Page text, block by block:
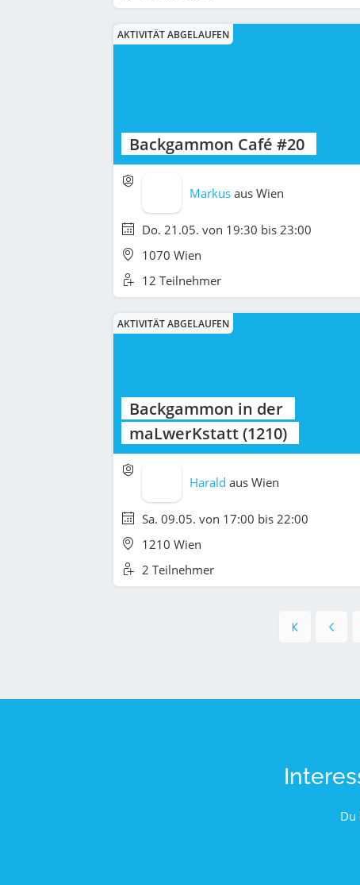
AKTIVITÄT ABGELAUFEN
Backgammon Café #20
Markus aus Wien
Do. 21.05. von 19:30 bis 23:00
1070 Wien
12 Teilnehmer
AKTIVITÄT ABGELAUFEN
Backgammon in der
maLwerKstatt (1210)
Harald aus Wien
Sa. 09.05. von 17:00 bis 22:00
1210 Wien
2 Teilnehmer
Du